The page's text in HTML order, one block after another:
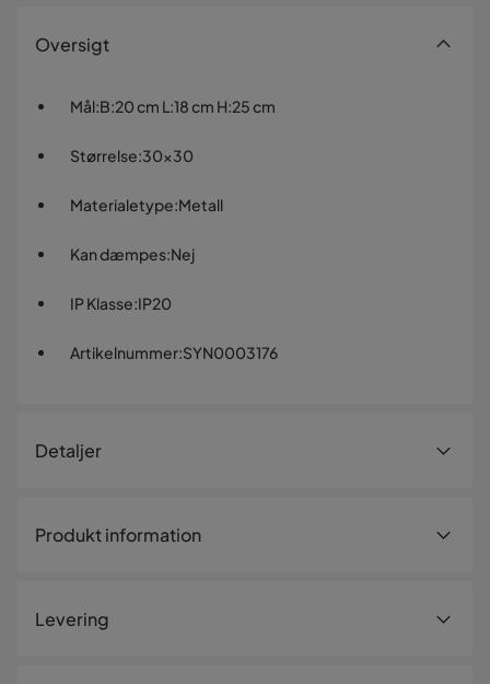
Oversigt
Mål:B:20 cm L:18 cm H:25 cm
Størrelse:30x30
Materialetype:Metall
Kan dæmpes:Nej
IP Klasse:IP20
Artikelnummer:SYN0003176
Detaljer
Størrelse
Bredde
Produkt information
Levering